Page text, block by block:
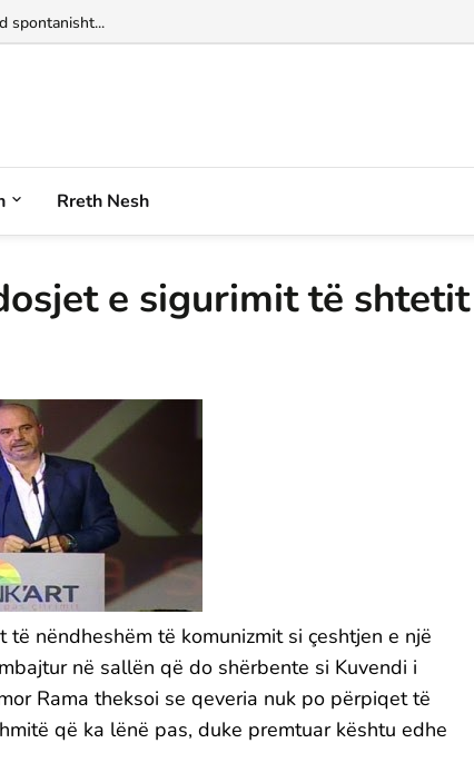
spontanisht...
Rreth Nesh
e sigurimit të shtetit
nëndheshëm të komunizmit si çeshtjen e një
në sallën që do shërbente si Kuvendi i
Rama theksoi se qeveria nuk po përpiqet të
që ka lënë pas, duke premtuar kështu edhe